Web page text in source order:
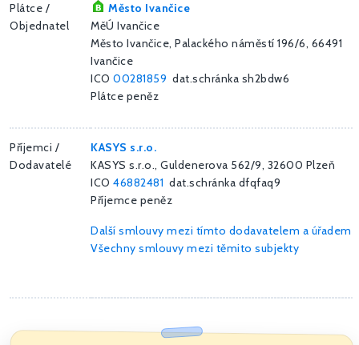
Plátce /
Objednatel
Město Ivančice
MěÚ Ivančice
Město Ivančice, Palackého náměstí 196/6, 66491
Ivančice
ICO 00281859 dat.schránka sh2bdw6
Plátce peněz
Příjemci /
Dodavatelé
KASYS s.r.o.
KASYS s.r.o., Guldenerova 562/9, 32600 Plzeň
ICO 46882481 dat.schránka dfqfaq9
Příjemce peněz
Další smlouvy mezi tímto dodavatelem a úřadem
Všechny smlouvy mezi těmito subjekty